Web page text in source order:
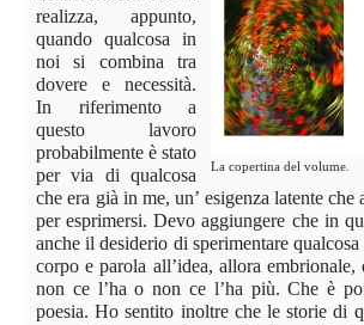
La copertina del volume.
realizza, appunto,
quando qualcosa in
noi si combina tra
dovere e necessità.
In riferimento a
questo lavoro
probabilmente è stato
per via di qualcosa
che era già in me, un’ esigenza latente che
per esprimersi. Devo aggiungere che in
anche il desiderio di sperimentare
corpo e parola all’idea, allora
non ce l’ha o non ce l’ha più. Che è
poesia. Ho sentito inoltre che le storie di